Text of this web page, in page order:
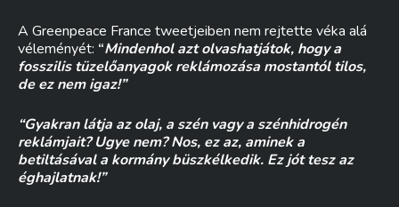
A Greenpeace France tweetjeiben nem rejtette véka alá
véleményét: “Mindenhol azt olvashatjátok, hogy a
fosszilis tüzelőanyagok reklámozása mostantól tilos,
de ez nem igaz!”
“Gyakran látja az olaj, a szén vagy a szénhidrogén
reklámjait? Ugye nem? Nos, ez az, aminek a
betiltásával a kormány büszkélkedik. Ez jót tesz az
éghajlatnak!”